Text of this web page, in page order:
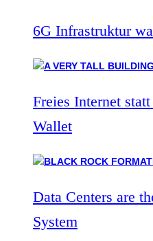
6G Infrastruktur
Freies Internet
Wallet
Data Centers are
System